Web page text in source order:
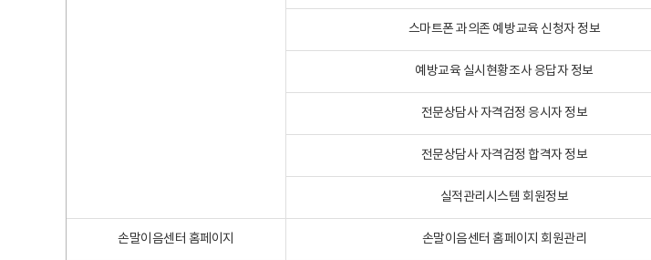
스마트폰 과의존 예방교육 신청자 정보
예방교육 실시현황조사 응답자 정보
전문상담사 자격검정 응시자 정보
전문상담사 자격검정 합격자 정보
실적관리시스템 회원정보
손말이음센터 홈페이지 손말이음센터 홈페이지 회원관리